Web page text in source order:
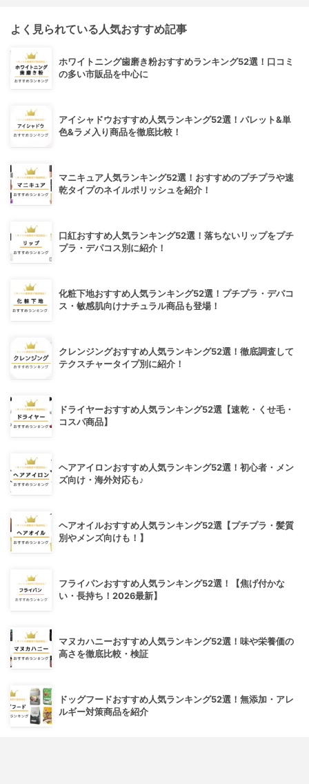
よく見られている人気おすすめ記事
ホワイトニング歯磨き粉おすすめランキング52選！口コミ
の多い市販品を中心に
アイシャドウおすすめ人気ランキング52選！パレット&単
色&ラメ入り商品を徹底比較！
マニキュア人気ランキング52選！おすすめのプチプラや速
乾タイプのネイルポリッシュを紹介！
口紅おすすめ人気ランキング52選！落ちないリップをプチ
プラ・デパコス別に紹介！
化粧下地おすすめ人気ランキング52選！プチプラ・デパコ
ス・敏感肌向けナチュラル商品も登場！
クレンジングおすすめ人気ランキング52選！徹底調査して
テクスチャータイプ別に紹介！
ドライヤーおすすめ人気ランキング52選【速乾・くせ毛・
コスパ商品】
ヘアアイロンおすすめ人気ランキング52選！初心者・メン
ズ向け・海外対応も♪
ヘアオイルおすすめ人気ランキング52選【プチプラ・髪質
別やメンズ向けも！】
フライパンおすすめ人気ランキング52選！【焦げ付かな
い・長持ち！2026最新】
マヌカハニーおすすめ人気ランキング52選！味や栄養価の
高さを徹底比較・検証
ドッグフードおすすめ人気ランキング52選！無添加・アレ
ルギー対策商品を紹介